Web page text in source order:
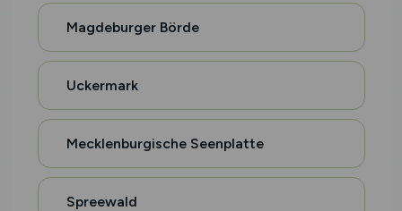
Magdeburger Börde
Uckermark
Mecklenburgische Seenplatte
Spreewald